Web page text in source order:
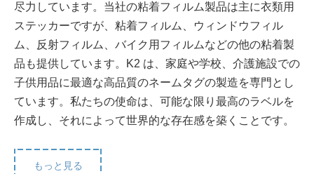
尽力しています。当社の粘着フィルム製品は主に衣類用
ステッカーですが、粘着フィルム、ウィンドウフィル
ム、反射フィルム、バイク用フィルムなどの他の粘着製
品も提供しています。K2 は、家庭や学校、介護施設での
子供用品に最適な高品質のネームタグの製造を専門とし
ています。私たちの使命は、可能な限り最高のラベルを
作成し、それによって世界的な存在感を築くことです。
もっと見る